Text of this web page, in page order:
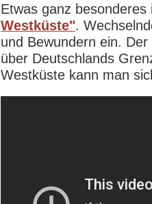
Etwas ganz
Westküste".
und Bewundern ein.
über Deutschlands
Westküste kann man